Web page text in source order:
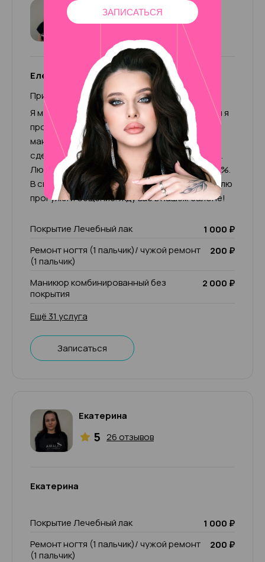
4.92 72 отзыва
Елена
Привет, меня зовут Елена.
Я мастер маникюра с 2015 года. За это время я
прошла множество курсов и обучений по
маникюру и педикюру, что помогает мне
сделать свою работу качественно и хорошо.
Люблю свою работу и отдаюсь ей на все 100%.
В свободное время увлекаюсь спортом, люблю
прогулки и общение. Жду вас в нашем салоне!
Покрытие Лечебный лак
1 000 ₽
Ремонт ногтя (1 пальчик)/ чужой ремонт
(1 пальчик)
200 ₽
Маникюр комбинированный без
покрытия
2 000 ₽
Ещё 31 услуга
Записаться
Екатерина
5 26 отзывов
Екатерина
Покрытие Лечебный лак
1 000 ₽
Ремонт ногтя (1 пальчик)/ чужой ремонт
(1 пальчик)
200 ₽
ЗАПИСАТЬСЯ